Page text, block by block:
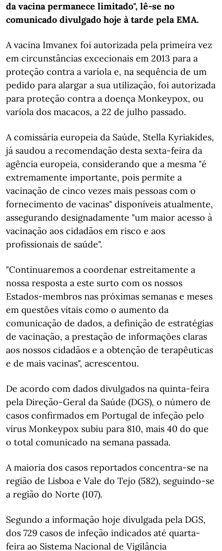
da vacina permanece limitado", lê-se no
comunicado divulgado hoje à tarde pela EMA.
A vacina Imvanex foi autorizada pela primeira vez
em circunstâncias excecionais em 2013 para a
proteção contra a varíola e, na sequência de um
pedido para alargar a sua utilização, foi autorizada
para proteção contra a doença Monkeypox, ou
varíola dos macacos, a 22 de julho passado.
A comissária europeia da Saúde, Stella Kyriakides,
já saudou a recomendação desta sexta-feira da
agência europeia, considerando que a mesma "é
extremamente importante, pois permite a
vacinação de cinco vezes mais pessoas com o
fornecimento de vacinas" disponíveis atualmente,
assegurando designadamente "um maior acesso à
vacinação aos cidadãos em risco e aos
profissionais de saúde".
"Continuaremos a coordenar estreitamente a
nossa resposta a este surto com os nossos
Estados-membros nas próximas semanas e meses
em questões vitais como o aumento da
comunicação de dados, a definição de estratégias
de vacinação, a prestação de informações claras
aos nossos cidadãos e a obtenção de terapêuticas
e de mais vacinas", acrescentou.
De acordo com dados divulgados na quinta-feira
pela Direção-Geral da Saúde (DGS), o número de
casos confirmados em Portugal de infeção pelo
vírus Monkeypox subiu para 810, mais 40 do que
o total comunicado na semana passada.
A maioria dos casos reportados concentra-se na
região de Lisboa e Vale do Tejo (582), seguindo-se
a região do Norte (107).
Segundo a informação hoje divulgada pela DGS,
dos 729 casos de infeção indicados até quarta-
feira ao Sistema Nacional de Vigilância